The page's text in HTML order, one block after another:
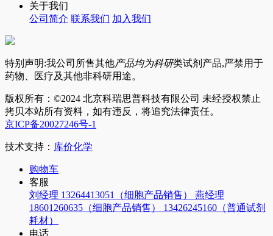
关于我们
公司简介 联系我们 加入我们
特别声明:我公司所售其他产品均为科研类试剂产品,严禁用于
药物、医疗及其他非科研用途。
版权所有：©2024 北京科瑞思普科技有限公司 未经授权禁止
拷贝本站所有资料，如有违反，将追究法律责任。
京ICP备20027246号-1
技术支持： 库价化学
购物车
客服
刘经理 13264413051（细胞产品销售） 燕经理
18601260635（细胞产品销售） 13426245160（普通试剂
耗材）
电话